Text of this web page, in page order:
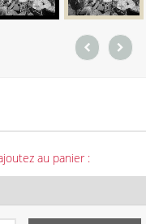
au panier :